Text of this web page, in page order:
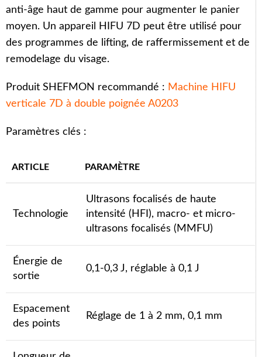
anti-âge haut de gamme pour augmenter le panier
moyen. Un appareil HIFU 7D peut être utilisé pour
des programmes de lifting, de raffermissement et de
remodelage du visage.
Produit SHEFMON recommandé : Machine HIFU
verticale 7D à double poignée A0203
Paramètres clés :
ARTICLE PARAMÈTRE
Technologie
Ultrasons focalisés de haute
intensité (HFI), macro- et micro-
ultrasons focalisés (MMFU)
Énergie de
sortie
0,1-0,3 J, réglable à 0,1 J
Espacement
des points
Réglage de 1 à 2 mm, 0,1 mm